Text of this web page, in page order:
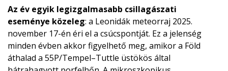
Az év egyik legizgalmasabb csillagászati
eseménye közeleg: a Leonidák meteorraj 2025.
november 17-én éri el a csúcspontját. Ez a jelenség
minden évben akkor figyelhető meg, amikor a Föld
áthalad a 55P/Tempel–Tuttle üstökös által